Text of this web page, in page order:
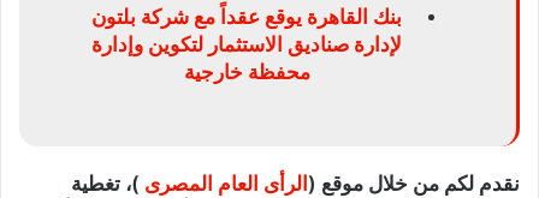
بنك القاهرة يوقع عقداً مع شركة بلتون
لإدارة صناديق الاستثمار لتكوين وإدارة
محفظة خارجية
نقدم لكم من خلال موقع ( الرأى العام المصرى )، تغطية